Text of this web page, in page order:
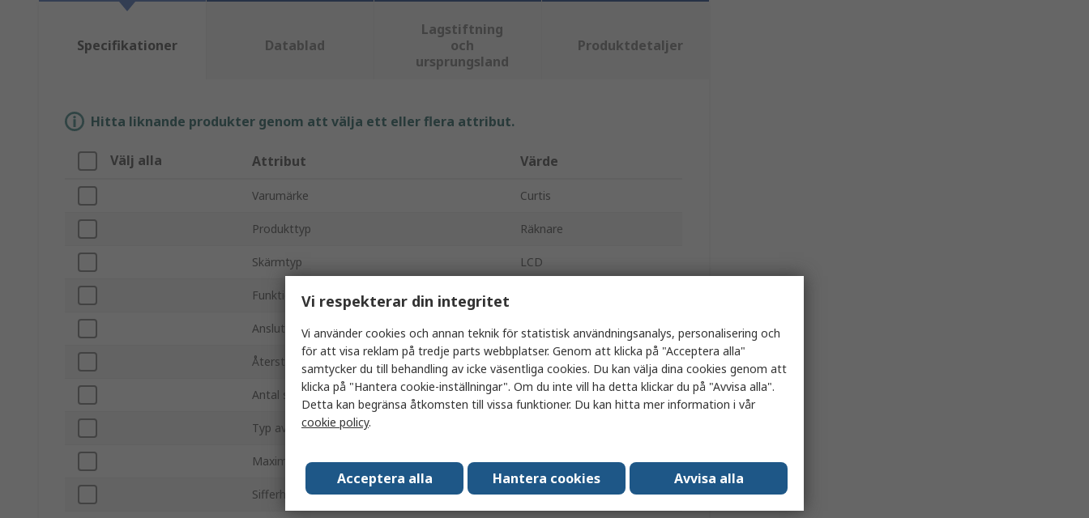
Specifikationer Datablad
Lagstiftning
och
ursprungsland
Produktdetaljer
Hitta liknande produkter genom att välja ett eller flera attribut.
Välj alla Attribut Värde
Varumärke Curtis
Produkttyp Räknare
Skärmtyp LCD
Funktion
Anslutningstyp Flik
Återställningsmetod Elektriska
Antal siffror 6
Typ av fäste
Maximal matningsspänning 230V ac
Sifferhöjd 5mm
Vi respekterar din integritet
Vi använder cookies och annan teknik för statistisk användningsanalys, personalisering och
för att visa reklam på tredje parts webbplatser. Genom att klicka på "Acceptera alla"
samtycker du till behandling av icke väsentliga cookies. Du kan välja dina cookies genom att
klicka på "Hantera cookie-inställningar". Om du inte vill ha detta klickar du på "Avvisa alla".
Detta kan begränsa åtkomsten till vissa funktioner. Du kan hitta mer information i vår
cookie policy.
Acceptera alla Hantera cookies Avvisa alla